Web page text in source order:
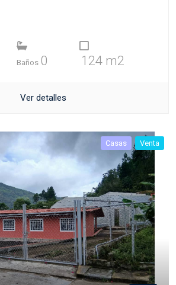
Baños 0 124 m2
Ver detalles
Casas Venta